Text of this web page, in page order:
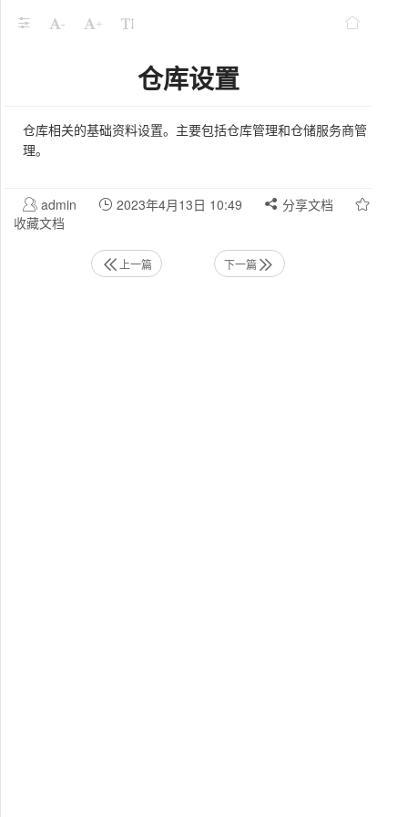
- +
仓库设置
仓库相关的基础资料设置。主要包括仓库管理和仓储服务商管
理。
admin 2023年4月13日 10:49
分享文档
收藏文档
上一篇 下一篇